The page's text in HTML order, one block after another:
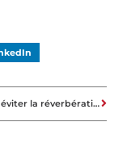
Comment éviter la réverbération et le brouhaha dans une pièce ?